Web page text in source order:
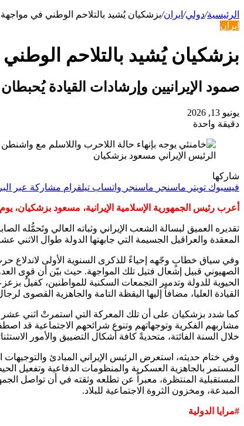
الرئيسية/دولي/ ايران/بزشكيان يُشيد بالتلاحم الوطني في مواجهة
ايران
بزشكيان يُشيد بالتلاحم
صمود الإيرانيين وإرشادات القيادة
يونيو 13, 2026
دقيقة واحدة
الرئيس الإيراني مسعود بزشكيان
شاركها
فيسبوك تويتر ماسنجر ماسنجر واتساب تيلقرام مشاركة عبر
أعرب رئيس الجمهورية الإسلامية الإيرانية، مسعود بزشكيان،
تقديره العميق لبسالة الشعب الإيراني وثباته العالي وتَحمُّله
المعقدة والعراقيل الجسيمة التي جابهتها الدولة طوال
الصهيوني قبيل إشعال فتيل تلك المواجهة. حيث بيّن أن قوى
الحيوية للدولة وتدمير التجمعات السكنية للمواطنين، كفيلٌ
القيادة العليا، مضافاً إليها اليقظة التامة والجاهزية القصوى
كما شدد بزشكيان على أن تلك المعركة التي استمرتْ اثني عشر
مشاربهم الفكرية وتوجهاتهم وتنوع شرائحهم الاجتماعية قد
خلال السنة الفائتة، متحديةً كافة أشكال التضييق والأمور
وفي ختام حديثه، استعرض الرئيس الإيراني المبادئ والتوجيهات
المستمر بالجاهزية العسكرية والمنظومات الدفاعية وتفعيل
المستقبلية المنتظرة، معبراً عن تطلعه وثقته في أن تواصل
المبدعة، ومخزون الثروة الاجتماعية للبلاد.
#مرايا الدولية